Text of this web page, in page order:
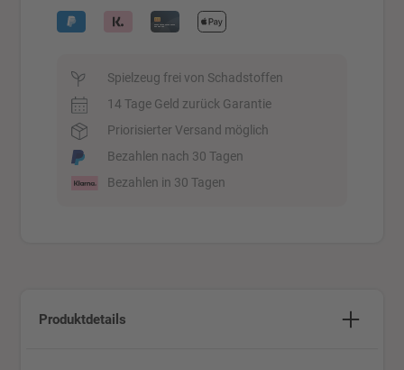
Spielzeug frei von Schadstoffen
14 Tage Geld zurück Garantie
Priorisierter Versand möglich
Bezahlen nach 30 Tagen
Bezahlen in 30 Tagen
Produktdetails